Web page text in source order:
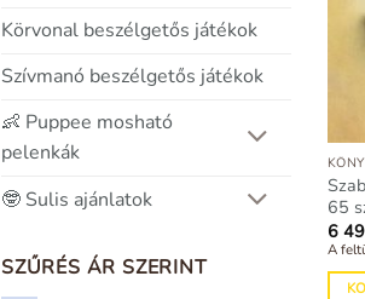
Körvonal beszélgetős játékok
Szívmanó beszélgetős játékok
👶 Puppee mosható
pelenkák
🤓 Sulis ajánlatok
SZŰRÉS ÁR SZERINT
65
6
A